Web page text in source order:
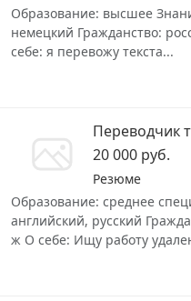
Образование: высшее
немецкий Гражданство:
себе: я перевожу текста...
Переводчик
20 000 руб.
Резюме
Образование: среднее
английский, русский
ж О себе: Ищу работу